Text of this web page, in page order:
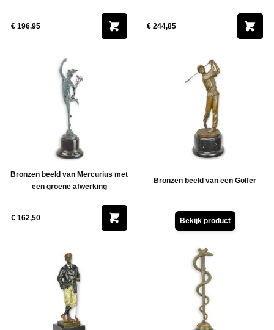
€ 196,95 € 244,85
Bronzen beeld van Mercurius met
een groene afwerking
€ 162,50
Bronzen beeld van een Golfer
Bekijk product